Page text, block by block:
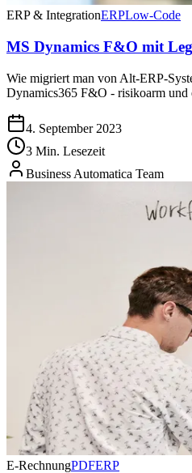
ERP & IntegrationERPLow-Code
MS Dynamics F&O mit
Wie migriert man von Alt-ERP-
Dynamics365 F&O - risikoarm und
4. September 2023
3 Min. Lesezeit
Business Automatica Team
E-RechnungPDFERP